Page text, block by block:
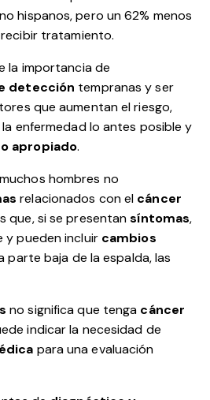
hispanos, pero un 62% menos
tratamiento.
la importancia de
detección tempranas y ser
que aumentan el riesgo,
enfermedad lo antes posible y
apropiado.
hombres no
relacionados con el cáncer
que, si se presentansíntomas,
y pueden incluir cambios
parte baja de la espalda, las
no significa que tenga cáncer
indicar la necesidad de
para una evaluación